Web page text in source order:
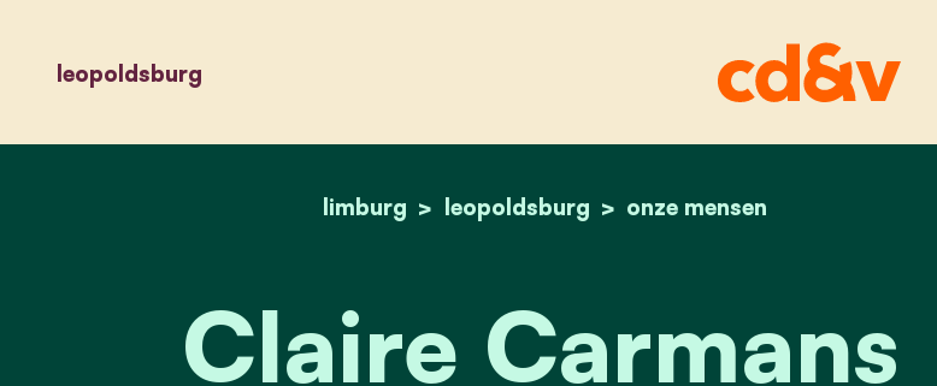
leopoldsburg
home
limburg leopoldsburg onze mensen
claire carmans
Claire Carmans